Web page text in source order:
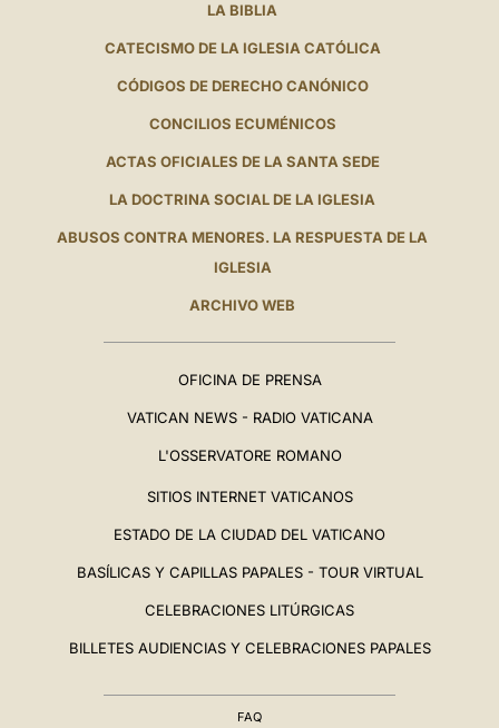
LA BIBLIA
CATECISMO DE LA IGLESIA CATÓLICA
CÓDIGOS DE DERECHO CANÓNICO
CONCILIOS ECUMÉNICOS
ACTAS OFICIALES DE LA SANTA SEDE
LA DOCTRINA SOCIAL DE LA IGLESIA
ABUSOS CONTRA MENORES. LA RESPUESTA DE LA
IGLESIA
ARCHIVO WEB
OFICINA DE PRENSA
VATICAN NEWS - RADIO VATICANA
L'OSSERVATORE ROMANO
SITIOS INTERNET VATICANOS
ESTADO DE LA CIUDAD DEL VATICANO
BASÍLICAS Y CAPILLAS PAPALES - TOUR VIRTUAL
CELEBRACIONES LITÚRGICAS
BILLETES AUDIENCIAS Y CELEBRACIONES PAPALES
FAQ